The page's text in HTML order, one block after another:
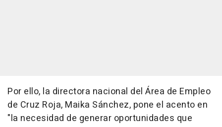
Por ello, la directora nacional del Área de Empleo
de Cruz Roja, Maika Sánchez, pone el acento en
"la necesidad de generar oportunidades que